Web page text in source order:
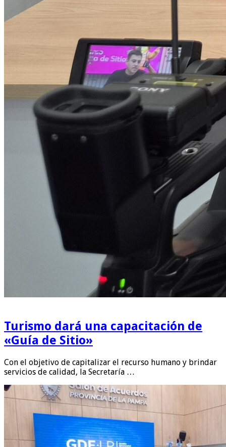
Turismo dará una capacitación de
«Guía de Sitio»
Con el objetivo de capitalizar el recurso humano y brindar
servicios de calidad, la Secretaría …